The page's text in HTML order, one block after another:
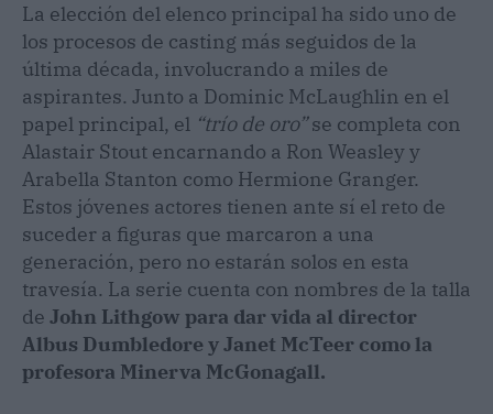
La elección del elenco principal ha sido uno de
los procesos de casting más seguidos de la
última década, involucrando a miles de
aspirantes. Junto a Dominic McLaughlin en el
papel principal, el “trío de oro”se completa con
Alastair Stout encarnando a Ron Weasley y
Arabella Stanton como Hermione Granger.
Estos jóvenes actores tienen ante sí el reto de
suceder a figuras que marcaron a una
generación, pero no estarán solos en esta
travesía. La serie cuenta con nombres de la talla
de John Lithgow para dar vida al director
Albus Dumbledore y Janet McTeer como la
profesora Minerva McGonagall.